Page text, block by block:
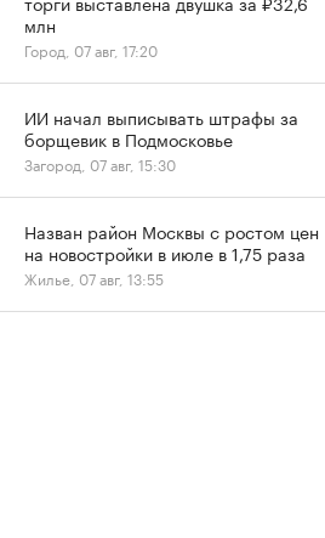
млн
Город, 07 авг, 17:20
ИИ начал выписывать штрафы за
борщевик в Подмосковье
Загород, 07 авг, 15:30
Назван район Москвы с ростом цен
на новостройки в июле в 1,75 раза
Жилье, 07 авг, 13:55